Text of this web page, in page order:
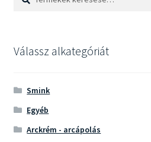
Válassz alkategóriát
Smink
Egyéb
Arckrém - arcápolás